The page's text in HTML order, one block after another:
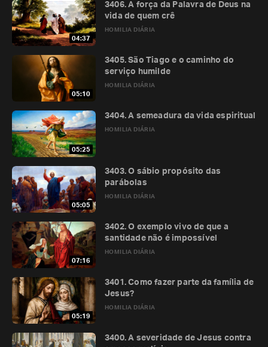
04:37
HOMILIA DIÁRIA
3406. A força da Palavra de Deus na
vida de quem crê
05:10
HOMILIA DIÁRIA
3405. São Tiago e o caminho do
serviço humilde
05:25
HOMILIA DIÁRIA
3404. A semeadura da vida espiritual
05:05
HOMILIA DIÁRIA
3403. O sábio propósito das
parábolas
07:16
HOMILIA DIÁRIA
3402. O exemplo vivo de que a
santidade não é impossível
05:19
HOMILIA DIÁRIA
3401. Como fazer parte da família de
Jesus?
3400. A severidade de Jesus contra